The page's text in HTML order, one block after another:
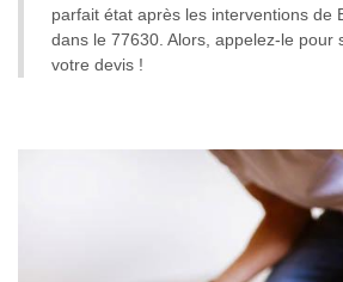
parfait état après les interventions de
dans le 77630. Alors, appelez-le pour
votre devis !